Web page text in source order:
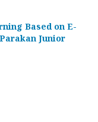
Based on E-
Junior